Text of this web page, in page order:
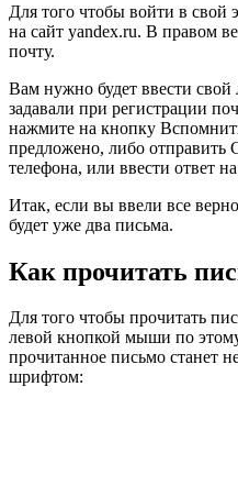
Для того чтобы войти в
на сайт yandex.ru. В правом
почту.
Вам нужно будет ввести
задавали при регистрации
нажмите на кнопку
предложено, либо
телефона, или ввести ответ
Итак, если вы ввели все
будет уже два письма.
Как прочитать
Для того чтобы прочитать
левой кнопкой мыши по
прочитанное письмо станет
шрифтом: